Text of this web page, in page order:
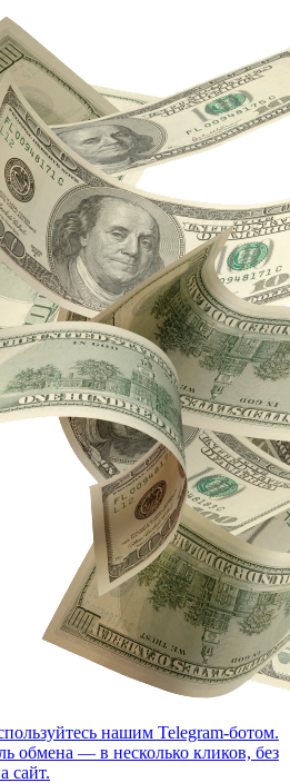
нашим Telegram-ботом.
обмена — в несколько кликов, без
сайт.